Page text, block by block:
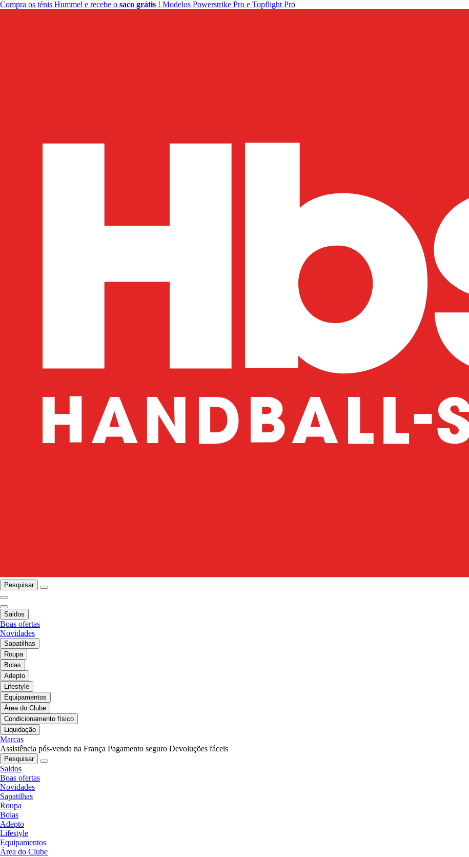
Compra os ténis Hummel e recebe o saco grátis ! Modelos Powerstrike Pro e Topflight Pro
Pesquisar
Saldos
Boas ofertas
Novidades
Sapatilhas
Roupa
Bolas
Adepto
Lifestyle
Equipamentos
Área do Clube
Condicionamento físico
Liquidação
Marcas
Assistência pós-venda na França Pagamento seguro Devoluções fáceis
Pesquisar
Saldos
Boas ofertas
Novidades
Sapatilhas
Roupa
Bolas
Adepto
Lifestyle
Equipamentos
Área do Clube